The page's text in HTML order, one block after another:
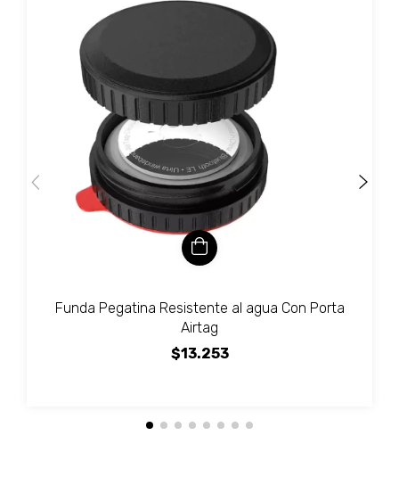
Funda Pegatina Resistente al agua Con Porta
Airtag
$13.253